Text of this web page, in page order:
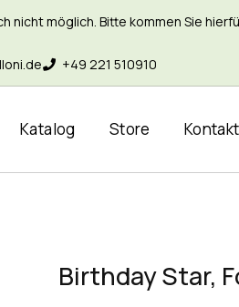
möglich. Bitte kommen Sie
+49 221 510910
Katalog Store Kontakt
Birthday Star,